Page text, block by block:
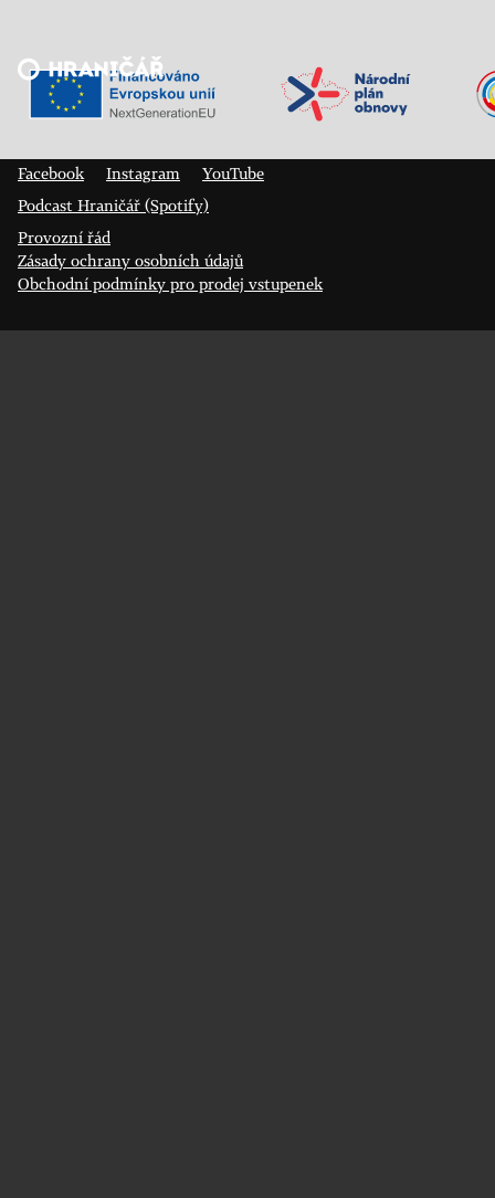
Veřejný sál Hraničář, spolek
Facebook
Instagram
YouTube
Podcast Hraničář (Spotify)
Provozní řád
Zásady ochrany osobních údajů
Obchodní podmínky pro prodej vstupenek